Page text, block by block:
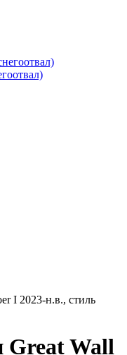
I 2023-н.в., стиль
Great Wall